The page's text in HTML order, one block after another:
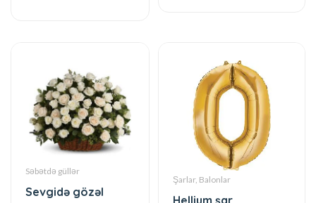
Səbətdə güllər
Sevgidə gözəl
xatirələr - Səbətdə
güllər
227 AZN
Şarlar, Balonlar
Hellium şar
16 AZN